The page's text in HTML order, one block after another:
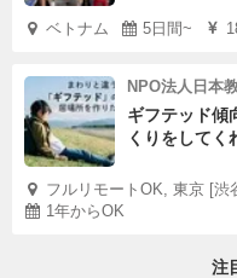
ベトナム 5日間~
NPO法人日本
ギフテッド傾
くりをしてく
フルリモートOK, 東京 [渋
1年からOK
注